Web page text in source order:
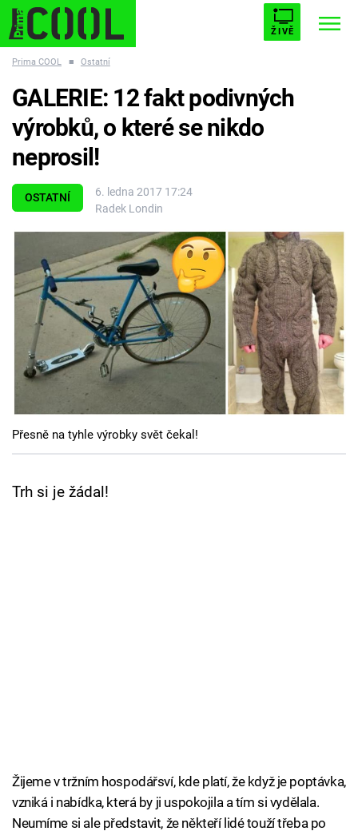
ŽIVĚ
ESCAPE PLNEJ KOTEL AVENGERS 5
Témata
Filmy
Seriály
Hry
Cool Esport
Pořady
TV Program
Sledujte prima+
Prima COOL ■ Ostatní
OSTATNÍ
6. ledna 2017 17:24
Radek Londin
GALERIE: 12 fakt podivných
výrobků, o které se nikdo
neprosil!
Přesně na tyhle výrobky svět čekal!
Trh si je žádal!
Žijeme v tržním hospodářsví, kde platí, že když je poptávka,
vzniká i nabídka, která by ji uspokojila a tím si vydělala.
Neumíme si ale představit, že někteří lidé touží třeba po